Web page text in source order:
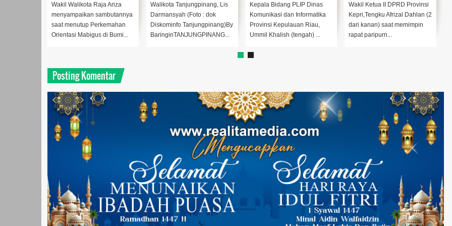
Mendukung Pendidikan
Karakter
Wakil Walikota Raja Ariza
menyampaikan sambutannya
saat menutup Perkemahan
Orientasi Mabigus di Bumi...
Tanjung Unggat
Walikota Tanjungpinang, Lis
Darmansyah (Foto : dok
Diskominfo Tanjungpinang)By
BaringinTANJUNGPINANG...
Kunci Utama Capaian
Predikat Informatif
Kepala Bidang PLIP Dinas
Komunikasi dan Informatika
Provinsi Kepulauan Riau,
Ummil Khalish (tengah) ...
Penyelenggaraan
Peternakan dan
Kesehatan Hewan
Wakil Ketua II DPRD Provinsi
Kepri,Tengku Afrizal Dahlan (2
dari kanan) saat memimpin
rapat paripurn...
Posting Komentar